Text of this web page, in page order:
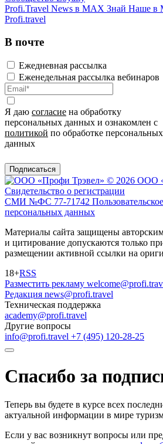
Profi.Travel News в MAX Знай Наше в
Profi.travel
В почте
Ежедневная рассылка
Еженедельная рассылка вебинаров
Я даю согласие на обработку
персональных данных и ознакомлен с
политикой по обработке персональных
данных
Подписаться
© 2026 ООО
Свидетельство о регистрации
СМИ №ФС 77-71742
персональных данных
Материалы сайта защищены
и цитирование допускаются только
размещении активной ссылки на
18+RSS
Разместить рекламу
Редакция news@profi.travel
Техническая поддержка
academy@profi.travel
Другие вопросы
info@profi.travel +7 (495) 120-28-25
Спасибо за
Теперь вы будете в курсе всех
актуальной информации в мире
Если у вас возникнут вопросы или